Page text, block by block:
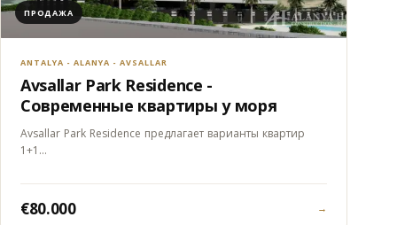
ПРОДАЖА
ANTALYA - ALANYA - AVSALLAR
Avsallar Park Residence -
Современные квартиры у моря
Avsallar Park Residence предлагает варианты квартир
1+1…
€80.000 →